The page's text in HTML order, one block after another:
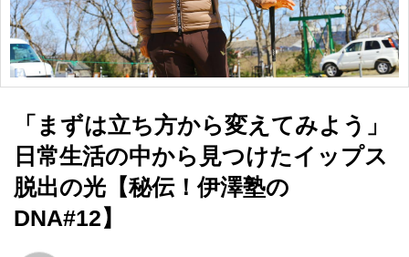
「まずは立ち方から変えてみよう」
日常生活の中から見つけたイップス
脱出の光【秘伝！伊澤塾の
DNA#12】